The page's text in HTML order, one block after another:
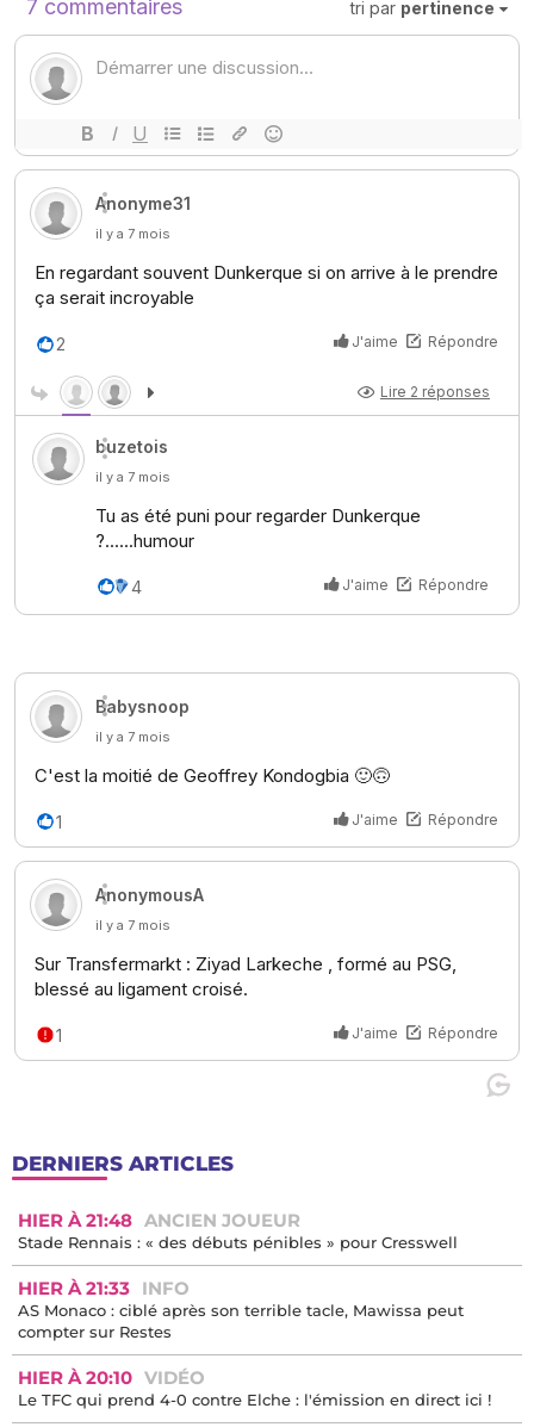
DERNIERS ARTICLES
HIER À 21:48 ANCIEN JOUEUR
Stade Rennais : « des débuts pénibles » pour Cresswell
HIER À 21:33 INFO
AS Monaco : ciblé après son terrible tacle, Mawissa peut
compter sur Restes
HIER À 20:10 VIDÉO
Le TFC qui prend 4-0 contre Elche : l'émission en direct ici !